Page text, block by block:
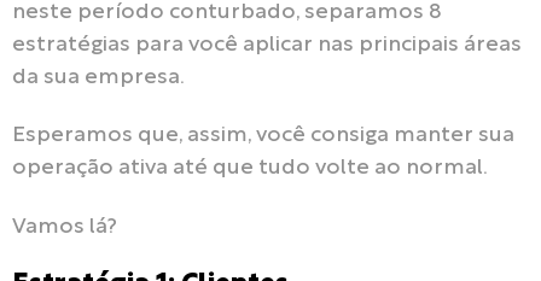
neste período conturbado, separamos 8
estratégias para você aplicar nas principais áreas
da sua empresa.
Esperamos que, assim, você consiga manter sua
operação ativa até que tudo volte ao normal.
Vamos lá?